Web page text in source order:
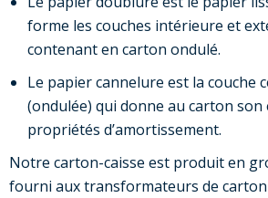
forme les couches intérieure et
contenant en carton ondulé.
Le papier cannelure est la couche
(ondulée) qui donne au carton son
propriétés d’amortissement.
Notre carton-caisse est produit en
fourni aux transformateurs de